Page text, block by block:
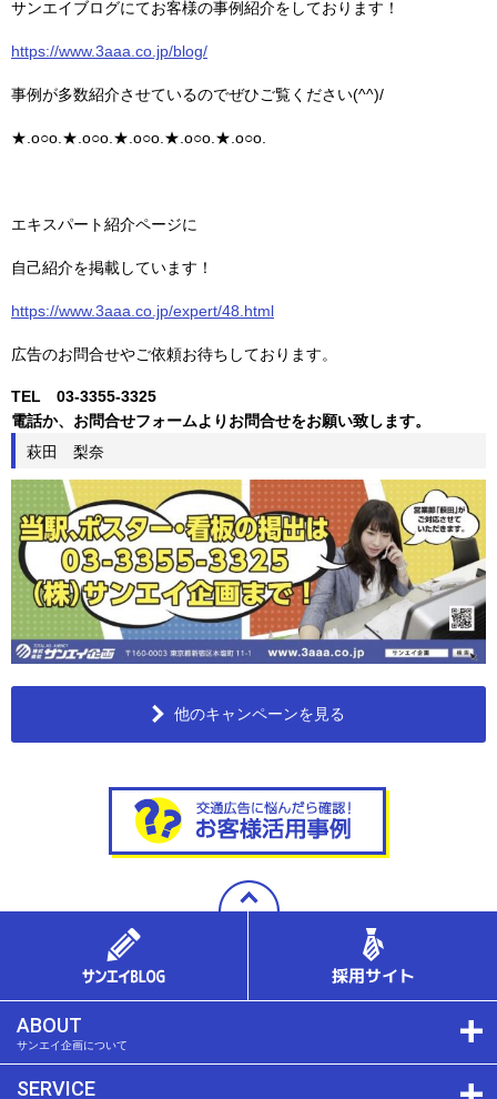
サンエイブログにてお客様の事例紹介をしております！
https://www.3aaa.co.jp/blog/
事例が多数紹介させているのでぜひご覧ください(^^)/
★.o○o.★.o○o.★.o○o.★.o○o.★.o○o.
エキスパート紹介ページに
自己紹介を掲載しています！
https://www.3aaa.co.jp/expert/48.html
広告のお問合せやご依頼お待ちしております。
TEL 03-3355-3325
電話か、お問合せフォームよりお問合せをお願い致します。
萩田 梨奈
他のキャンペーンを見る
ABOUT
サンエイ企画について
SERVICE